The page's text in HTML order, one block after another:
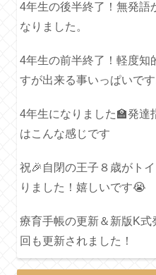
4年生の後半終了！無発語
なりました。
4年生の前半終了！軽度知
すが出来る事いっぱいです
4年生になりました🏫発達
はこんな感じです
祝🎉自閉の王子８歳がト
りました！嬉しいです😭
療育手帳の更新＆新版K式
回も更新されました！